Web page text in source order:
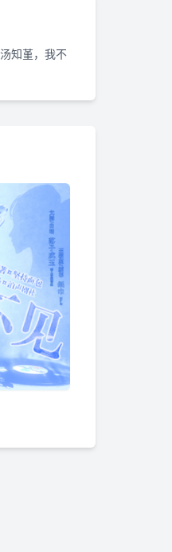
知堇，我不